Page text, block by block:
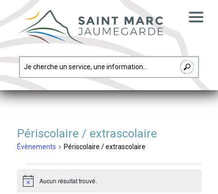
Périscolaire / extrascolaire
Évènements Périscolaire / extrascolaire
Évènements
Notice Aucun résultat trouvé.